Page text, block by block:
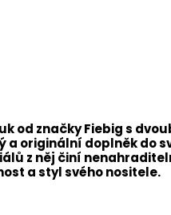
od značky Fiebig s
a originální doplněk do
z něj činí
a styl svého nositele.